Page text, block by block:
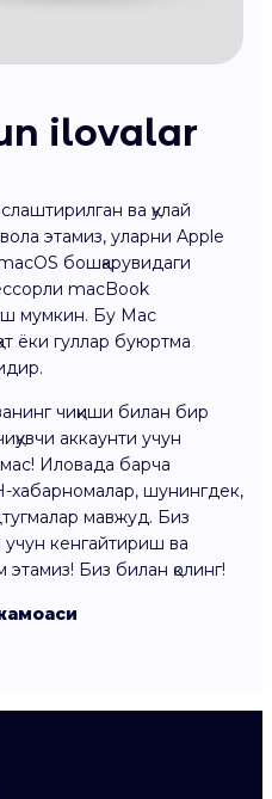
ilovalar
ва қулай
этамиз, уларни Apple
бошқарувидаги
macBook
мумкин. Бу Mac
ёки гуллар буюртма
чиқиши билан бир
аккаунти учун
Иловада барча
хабарномалар, шунингдек,
тугмалар мавжуд. Биз
кенгайтириш ва
Биз билан қолинг!